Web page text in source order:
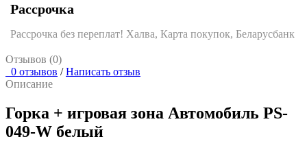
Рассрочка
Рассрочка без переплат! Халва, Карта покупок, Беларусбанк
Отзывов (0)
0 отзывов / Написать отзыв
Описание
Горка + игровая зона Автомобиль PS-
049-W белый